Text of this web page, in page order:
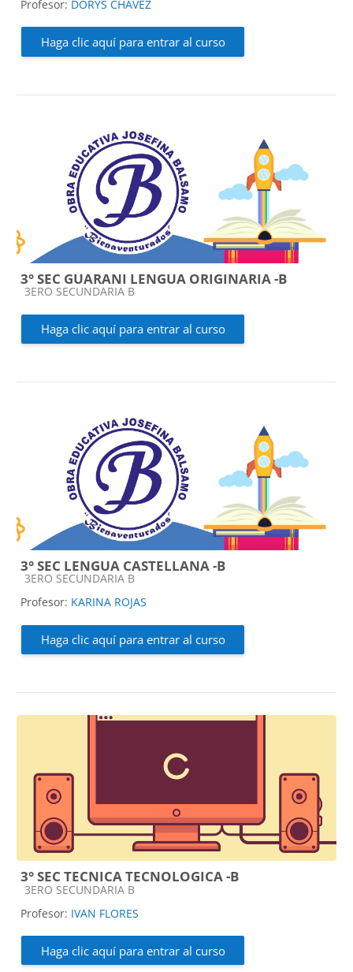
Profesor: DORYS CHAVEZ
Haga clic aquí para entrar al curso
3° SEC GUARANI LENGUA ORIGINARIA -B
Categoría de cursos
3ERO SECUNDARIA B
Haga clic aquí para entrar al curso
3° SEC LENGUA CASTELLANA -B
Categoría de cursos
3ERO SECUNDARIA B
Profesor: KARINA ROJAS
Haga clic aquí para entrar al curso
3° SEC TECNICA TECNOLOGICA -B
Categoría de cursos
3ERO SECUNDARIA B
Profesor: IVAN FLORES
Haga clic aquí para entrar al curso